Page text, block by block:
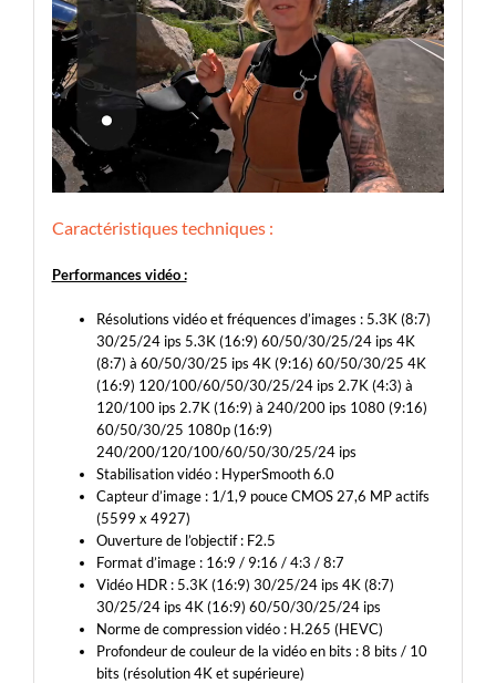
Caractéristiques techniques :
Performances vidéo :
Résolutions vidéo et fréquences d’images : 5.3K (8:7)
30/25/24 ips 5.3K (16:9) 60/50/30/25/24 ips 4K
(8:7) à 60/50/30/25 ips 4K (9:16) 60/50/30/25 4K
(16:9) 120/100/60/50/30/25/24 ips 2.7K (4:3) à
120/100 ips 2.7K (16:9) à 240/200 ips 1080 (9:16)
60/50/30/25 1080p (16:9)
240/200/120/100/60/50/30/25/24 ips
Stabilisation vidéo : HyperSmooth 6.0
Capteur d’image : 1/1,9 pouce CMOS 27,6 MP actifs
(5599 x 4927)
Ouverture de l’objectif : F2.5
Format d’image : 16:9 / 9:16 / 4:3 / 8:7
Vidéo HDR : 5.3K (16:9) 30/25/24 ips 4K (8:7)
30/25/24 ips 4K (16:9) 60/50/30/25/24 ips
Norme de compression vidéo : H.265 (HEVC)
Profondeur de couleur de la vidéo en bits : 8 bits / 10
bits (résolution 4K et supérieure)